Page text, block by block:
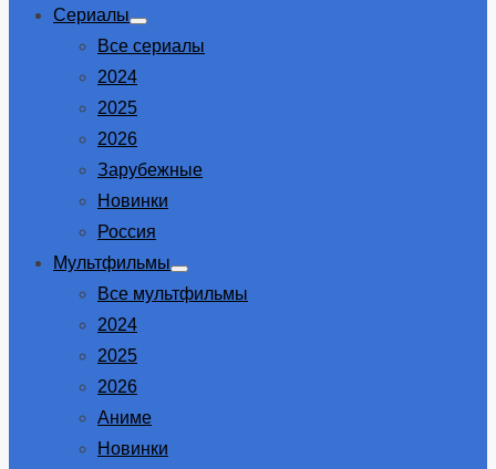
Сериалы
Show
sub
Все сериалы
2024
2025
2026
Зарубежные
Новинки
Россия
Мультфильмы
Show
sub
Все мультфильмы
2024
2025
2026
Аниме
Новинки